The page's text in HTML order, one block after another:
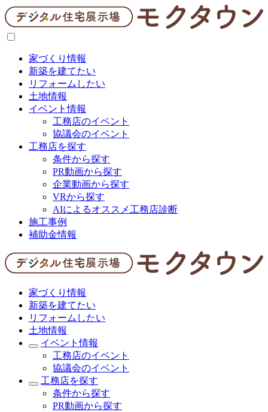
家づくり情報
新築を建てたい
リフォームしたい
土地情報
イベント情報
工務店のイベント
協議会のイベント
工務店を探す
条件から探す
PR動画から探す
企業動画から探す
VRから探す
AIによるオススメ工務店診断
施工事例
補助金情報
家づくり情報
新築を建てたい
リフォームしたい
土地情報
イベント情報
工務店のイベント
協議会のイベント
工務店を探す
条件から探す
PR動画から探す